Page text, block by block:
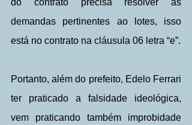
demandas pertinentes ao lotes, isso
está no contrato na cláusula 06 letra “e”.
Portanto, além do prefeito, Edelo Ferrari
ter praticado a falsidade ideológica,
vem praticando também improbidade